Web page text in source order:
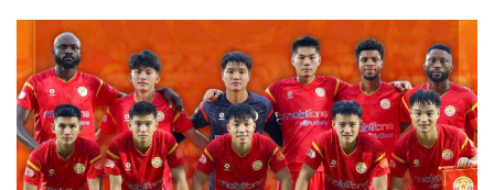
Sức khỏe
Dinh dưỡng - món ngon
Cây thuốc
Sản phụ khoa
Đời sống
Nhà đẹp
Blog
Tình yêu - Gia đình